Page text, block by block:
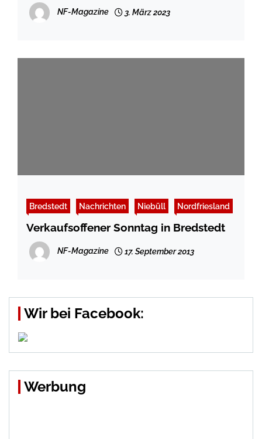
Schmuckstücke
NF-Magazine 3. März 2023
Bredstedt Nachrichten Niebüll Nordfriesland
Verkaufsoffener Sonntag in Bredstedt
NF-Magazine 17. September 2013
Wir bei Facebook:
Werbung